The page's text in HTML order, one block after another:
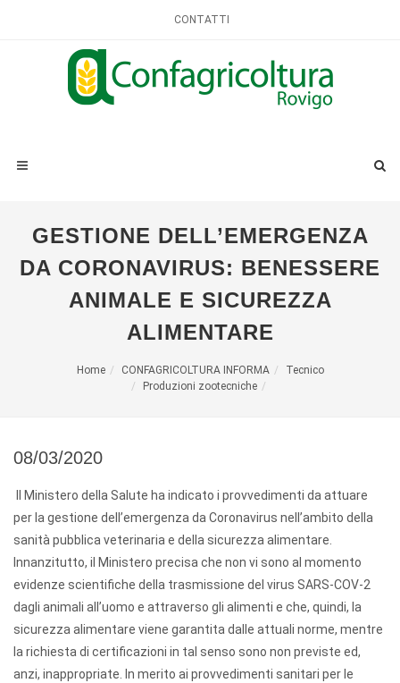
CONTATTI
GESTIONE DELL’EMERGENZA
DA CORONAVIRUS: BENESSERE
ANIMALE E SICUREZZA
ALIMENTARE
Home CONFAGRICOLTURA INFORMA
Tecnico
Produzioni zootecniche
08/03/2020
Il Ministero della Salute ha indicato i provvedimenti da attuare
per la gestione dell’emergenza da Coronavirus nell’ambito della
sanità pubblica veterinaria e della sicurezza alimentare.
Innanzitutto, il Ministero precisa che non vi sono al momento
evidenze scientifiche della trasmissione del virus SARS-COV-2
dagli animali all’uomo e attraverso gli alimenti e che, quindi, la
sicurezza alimentare viene garantita dalle attuali norme, mentre
la richiesta di certificazioni in tal senso sono non previste ed,
anzi, inappropriate. In merito ai provvedimenti sanitari per le